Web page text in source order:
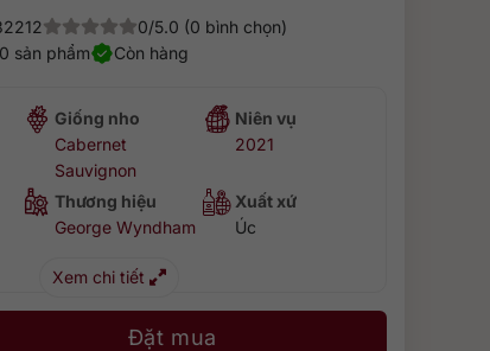
0/5.0 (0 bình chọn)
sản phẩm
Còn hàng
Giống nho
Cabernet
Sauvignon
Niên vụ
2021
Thương hiệu
George Wyndham
Xuất xứ
Úc
Xem chi tiết
Đặt mua